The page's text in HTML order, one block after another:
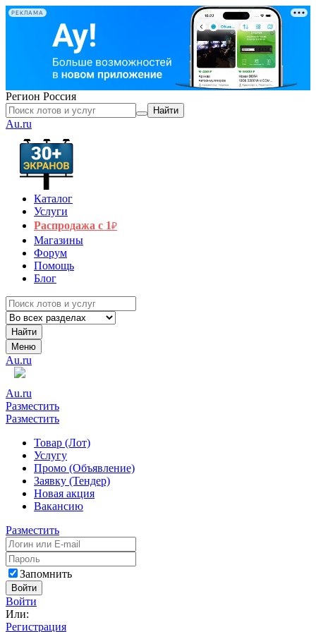
РЕКЛАМА
Регион Россия
Найти
Au.ru
Каталог
Услуги
Распродажа с 1₽
Магазины
Форум
Помощь
Блог
Найти
Меню
Au.ru
Au.ru
Разместить
Разместить
Товар (Лот)
Услугу
Промо (Объявление)
Заявку (Тендер)
Новая акция
Вакансию
Разместить
Запомнить
Войти
Войти
Или:
Регистрация